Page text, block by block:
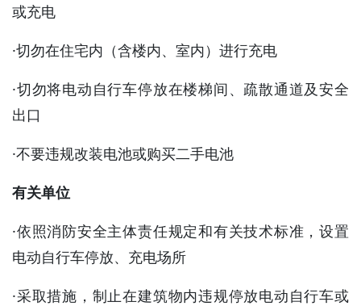
或充电
·切勿在住宅内（含楼内、室内）进行充电
·切勿将电动自行车停放在楼梯间、疏散通道及安全
出口
·不要违规改装电池或购买二手电池
有关单位
·依照消防安全主体责任规定和有关技术标准，设置
电动自行车停放、充电场所
·采取措施，制止在建筑物内违规停放电动自行车或